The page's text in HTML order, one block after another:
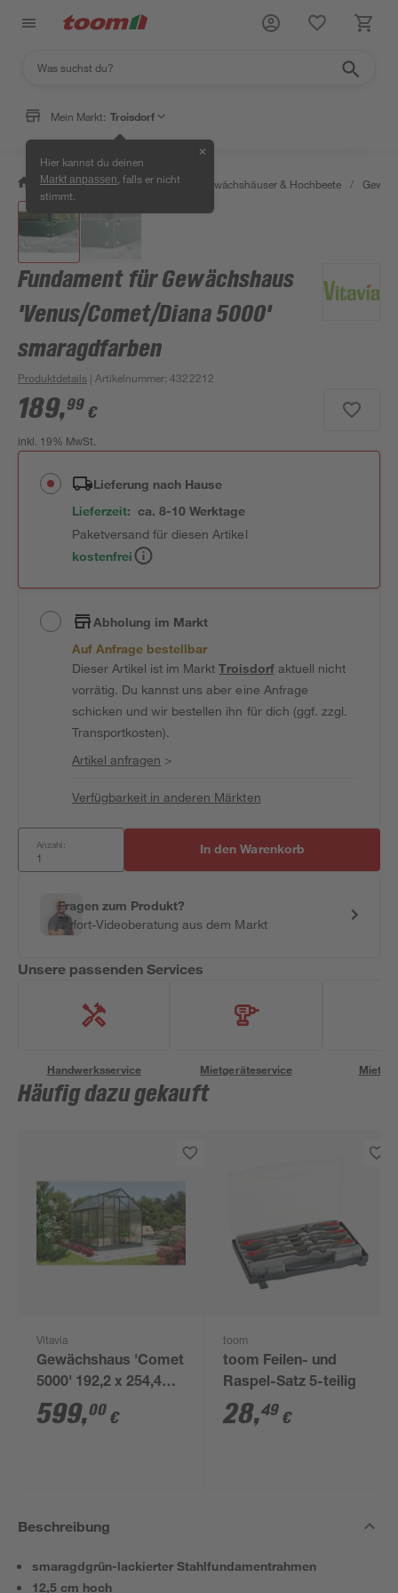
Mein Markt: Troisdorf
Hier kannst du deinen
Markt anpassen , falls er nicht
stimmt.
✕
/ Garten & Freizeit / Anzucht, Gewächshäuser & Hochbeete /
Fundament für Gewächshaus
'Venus/Comet/Diana 5000'
smaragdfarben
Produktdetails | Artikelnummer:4322212
189,99 €
inkl. 19% MwSt.
Lieferung nach Hause
Lieferzeit: ca. 8-10 Werktage
Paketversand für diesen Artikel
kostenfrei
Abholung im Markt
Auf Anfrage bestellbar
Dieser Artikel ist im MarktTroisdorfaktuell nicht
vorrätig. Du kannst uns aber eine Anfrage
schicken und wir bestellen ihn für dich (ggf. zzgl.
Transportkosten).
Artikel anfragen >
Verfügbarkeit in anderen Märkten
Anzahl: In den Warenkorb
Fragen zum Produkt?
Sofort-Videoberatung aus dem Markt
Unsere passenden Services
Handwerksservice Mietgeräteservice
Häufig dazu gekauft
Vitavia
Gewächshaus 'Comet
5000' 192,2 x 254,4
cm mit 4 mm
Hohlkammerplatten
599,00 €
toom
toom Feilen- und
Raspel-Satz 5-teilig
28,49 €
Beschreibung
smaragdgrün-lackierter Stahlfundamentrahmen
12,5 cm hoch